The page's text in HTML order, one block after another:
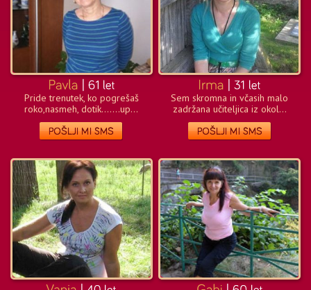
Pride trenutek, ko pogrešaš
roko,nasmeh, dotik.......up...
Sem skromna in včasih malo
zadržana učiteljica iz okol...